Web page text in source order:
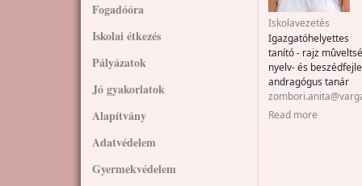
Fogadóóra
Iskolai étkezés
Pályázatok
Jó gyakorlatok
Alapítvány
Adatvédelem
Gyermekvédelem
Iskolavezetés
Igazgatóhelyettes
tanító - rajz
nyelv- és
andragógus tanár
Read more